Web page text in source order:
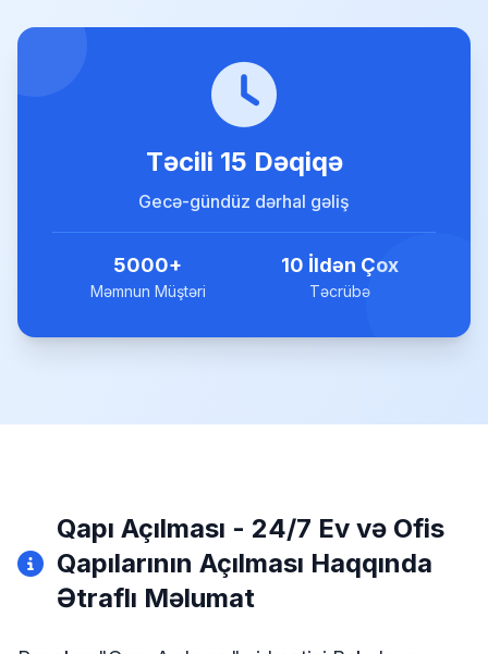
Təcili 15 Dəqiqə
Gecə-gündüz dərhal gəliş
5000+
Məmnun Müştəri
10 İldən Çox
Təcrübə
Qapı Açılması - 24/7 Ev və Ofis
Qapılarının Açılması Haqqında
Ətraflı Məlumat